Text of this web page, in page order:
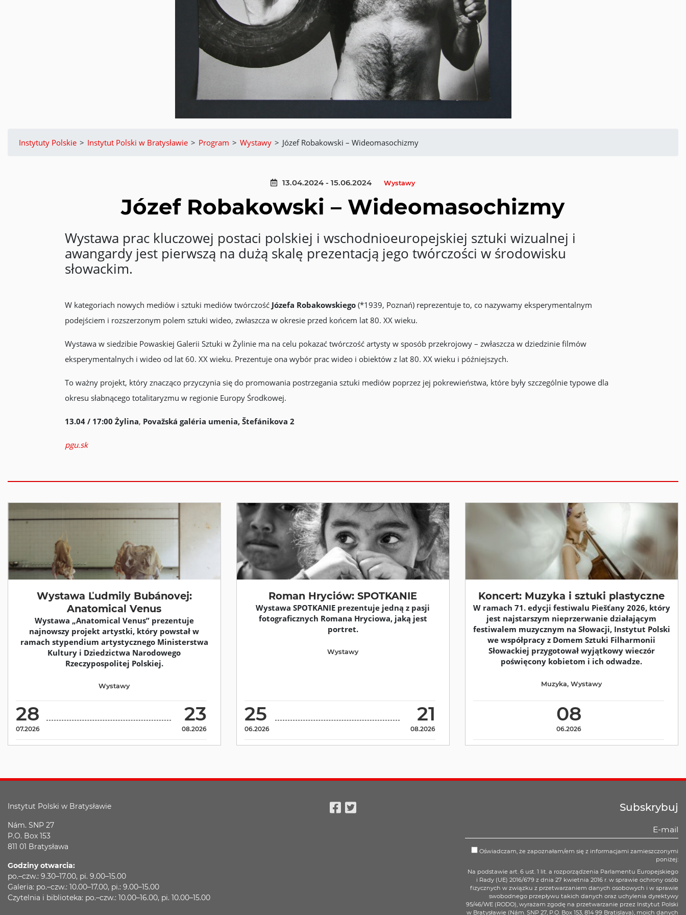
Instytuty Polskie > Instytut Polski w Bratysławie > Program > Wystawy > Józef Robakowski – Wideomasochizmy
13.04.2024 - 15.06.2024 Wystawy
Józef Robakowski – Wideomasochizmy
Wystawa prac kluczowej postaci polskiej i wschodnioeuropejskiej sztuki wizualnej i
awangardy jest pierwszą na dużą skalę prezentacją jego twórczości w środowisku
słowackim.
W kategoriach nowych mediów i sztuki mediów twórczość Józefa Robakowskiego(*1939, Poznań) reprezentuje to, co nazywamy eksperymentalnym
podejściem i rozszerzonym polem sztuki wideo, zwłaszcza w okresie przed końcem lat 80. XX wieku.
Wystawa w siedzibie Powaskiej Galerii Sztuki w Żylinie ma na celu pokazać twórczość artysty w sposób przekrojowy – zwłaszcza w dziedzinie filmów
eksperymentalnych i wideo od lat 60. XX wieku. Prezentuje ona wybór prac wideo i obiektów z lat 80. XX wieku i późniejszych.
To ważny projekt, który znacząco przyczynia się do promowania postrzegania sztuki mediów poprzez jej pokrewieństwa, które były szczególnie typowe dla
okresu słabnącego totalitaryzmu w regionie Europy Środkowej.
13.04 / 17:00 Żylina, Považská galéria umenia, Štefánikova 2
pgu.sk
Wystawa Ľudmily Bubánovej:
Anatomical Venus
Wystawa „Anatomical Venus” prezentuje
najnowszy projekt artystki, który powstał w
ramach stypendium artystycznego Ministerstwa
Kultury i Dziedzictwa Narodowego
Rzeczypospolitej Polskiej.
28
07.2026
23
08.2026
Wystawy
Roman Hryciów: SPOTKANIE
Wystawa SPOTKANIE prezentuje jedną z pasji
fotograficznych Romana Hryciowa, jaką jest
portret.
25
06.2026
21
08.2026
Wystawy
Koncert: Muzyka i sztuki plastyczne
W ramach 71. edycji festiwalu Piešťany 2026, który
jest najstarszym nieprzerwanie działającym
festiwalem muzycznym na Słowacji, Instytut Polski
we współpracy z Domem Sztuki Filharmonii
Słowackiej przygotował wyjątkowy wieczór
poświęcony kobietom i ich odwadze.
08
06.2026
Muzyka,Wystawy
Instytut Polski w Bratysławie
Nám. SNP 27
P.O. Box 153
811 01 Bratysława
Godziny otwarcia:
po.–czw.: 9.30–17.00, pi. 9.00–15.00
Galeria: po.–czw.: 10.00–17.00, pi.: 9.00–15.00
Czytelnia i biblioteka: po.–czw.: 10.00–16.00, pi. 10.00–15.00
Subskrybuj
Oświadczam, że zapoznałam/em się z informacjami zamieszczonymi
poniżej:
Na podstawie art. 6 ust. 1 lit. a rozporządzenia Parlamentu Europejskiego
i Rady (UE) 2016/679 z dnia 27 kwietnia 2016 r. w sprawie ochrony osób
fizycznych w związku z przetwarzaniem danych osobowych i w sprawie
swobodnego przepływu takich danych oraz uchylenia dyrektywy
95/46/WE (RODO), wyrażam zgodę na przetwarzanie przez Instytut Polski
w Bratysławie (Nám. SNP 27, P.O. Box 153, 814 99 Bratislava), moich danych